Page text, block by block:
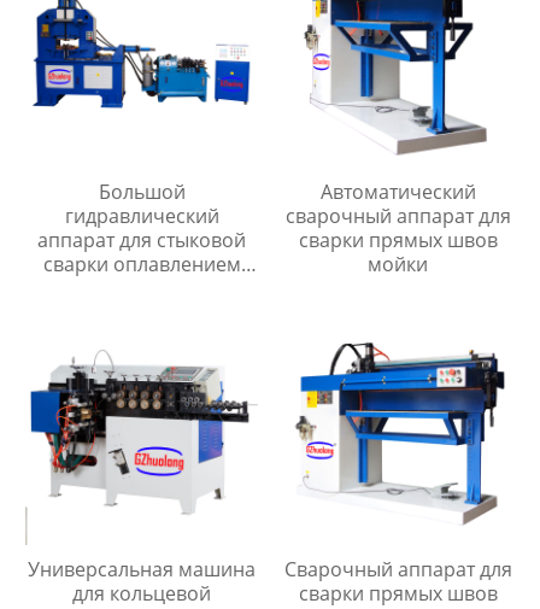
Большой
гидравлический
аппарат для стыковой
сварки оплавлением
Автоматический
сварочный аппарат для
сварки прямых швов
мойки
Универсальная машина
для кольцевой
Сварочный аппарат для
сварки прямых швов